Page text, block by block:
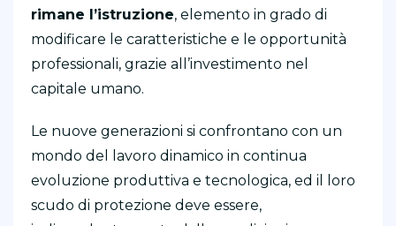
rimane l’istruzione, elemento in grado di
modificare le caratteristiche e le opportunità
professionali, grazie all’investimento nel
capitale umano.
Le nuove generazioni si confrontano con un
mondo del lavoro dinamico in continua
evoluzione produttiva e tecnologica, ed il loro
scudo di protezione deve essere,